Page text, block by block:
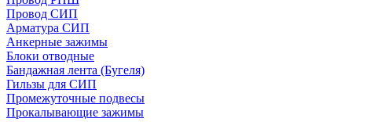
Провод СИП
Арматура СИП
Анкерные зажимы
Блоки отводные
Бандажная лента (Бугеля)
Гильзы для СИП
Промежуточные подвесы
Прокалывающие зажимы